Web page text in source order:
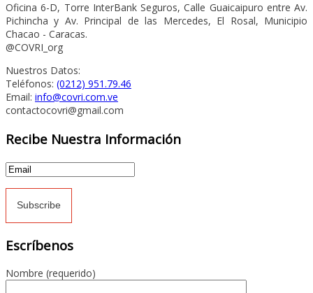
Oficina 6-D, Torre InterBank Seguros, Calle Guaicaipuro entre Av.
Pichincha y Av. Principal de las Mercedes, El Rosal, Municipio
Chacao - Caracas.
@COVRI_org
Nuestros Datos:
Teléfonos: (0212) 951.79.46
Email: info@covri.com.ve
contactocovri@gmail.com
Recibe Nuestra Información
Escríbenos
Nombre (requerido)